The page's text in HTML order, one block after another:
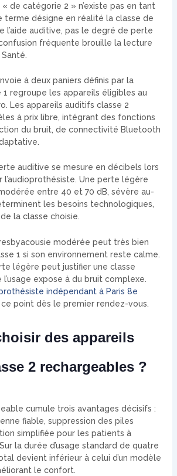
« de catégorie 2 » n’existe pas en tant
terme désigne en réalité la classe de
l’aide auditive, pas le degré de perte
fréquente brouille la lecture
à deux paniers définis par la
1 regroupe les appareils éligibles au
Les appareils auditifs classe 2
à prix libre, intégrant des fonctions
du bruit, de connectivité Bluetooth
auditive se mesure en décibels lors
l’audioprothésiste. Une perte légère
entre 40 et 70 dB, sévère au-
les besoins technologiques,
la classe choisie.
modérée peut très bien
1 si son environnement reste calme.
légère peut justifier une classe
expose à du bruit complexe.
indépendant à Paris 8e
point dès le premier rendez-vous.
des appareils
2 rechargeables ?
cumule trois avantages décisifs :
fiable, suppression des piles
simplifiée pour les patients à
la durée d’usage standard de quatre
devient inférieur à celui d’un modèle
le confort.